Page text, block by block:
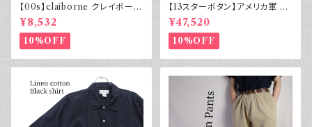
【00s】claiborne クレイボーン
リネンコットンパンツ ツータック
¥8,532
10%OFF
【13スターボタン】アメリカ軍 M
43 HBT ジャケット パッチ 軍物
実物
¥47,520
10%OFF